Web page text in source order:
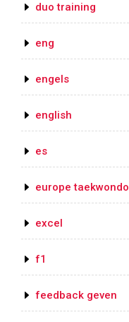
duo training
eng
engels
english
es
europe taekwondo
excel
f1
feedback geven